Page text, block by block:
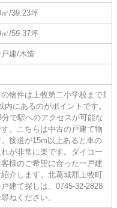
㎡/39.23坪
㎡/59.37坪
建/木造
物件は上牧第二小学校まで1
内にあるのがポイントです。
分で駅へのアクセスが可能な
。こちらは中古の戸建て物
接道が15m以上あると車の
が非常に楽です。ダイコー
様のご希望に合った一戸建
介します。北葛城郡上牧町
建て探しは、0745-32-2828
ねください。